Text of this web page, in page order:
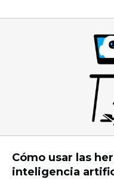
Cómo usar las
inteligencia